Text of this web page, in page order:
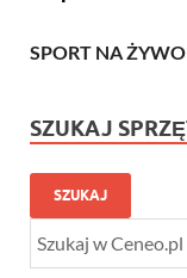
SPORT NA
SZUKAJ
SZUKAJ